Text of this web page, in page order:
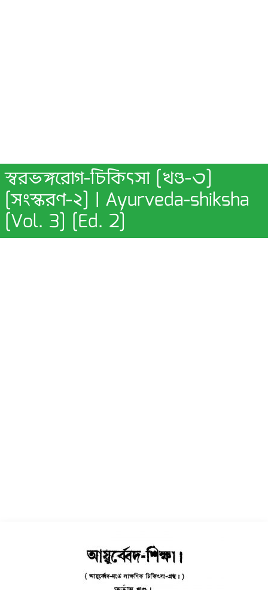
স্বরভঙ্গরোগ-চিকিৎসা [খণ্ড-৩]
[সংস্করণ-২] | Ayurveda-shiksha
[Vol. 3] [Ed. 2]